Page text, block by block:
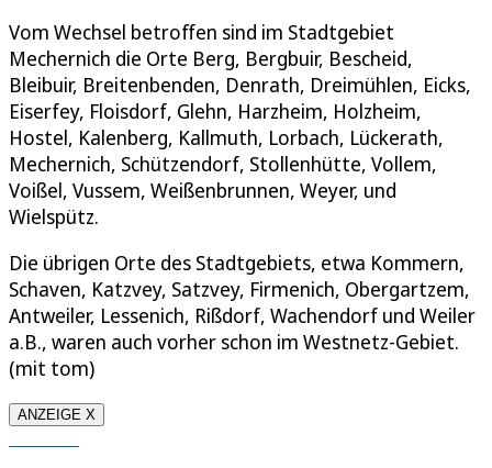
Vom Wechsel betroffen sind im Stadtgebiet
Mechernich die Orte Berg, Bergbuir, Bescheid,
Bleibuir, Breitenbenden, Denrath, Dreimühlen, Eicks,
Eiserfey, Floisdorf, Glehn, Harzheim, Holzheim,
Hostel, Kalenberg, Kallmuth, Lorbach, Lückerath,
Mechernich, Schützendorf, Stollenhütte, Vollem,
Voißel, Vussem, Weißenbrunnen, Weyer, und
Wielspütz.
Die übrigen Orte des Stadtgebiets, etwa Kommern,
Schaven, Katzvey, Satzvey, Firmenich, Obergartzem,
Antweiler, Lessenich, Rißdorf, Wachendorf und Weiler
a.B., waren auch vorher schon im Westnetz-Gebiet.
(mit tom)
ANZEIGE X